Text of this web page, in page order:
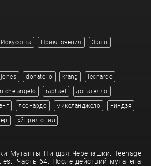
Приключения Экшн
jones donatello krang leonardo
raphael донателло
леонардо микеланджело ниндзя
эйприл онил
Мутанты Ниндзя Черепашки. Teenage
Часть 64. После действий мутагена